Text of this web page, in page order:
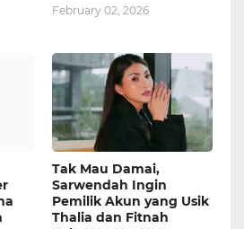
February 02, 2026
Tak Mau Damai,
Sarwendah Ingin
Pemilik Akun yang Usik
Thalia dan Fitnah